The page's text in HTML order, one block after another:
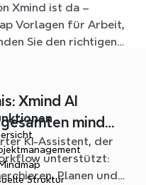
Xmind ist da –
Vorlagen für Arbeit,
Sie den richtigen
Xmind AI
mind
KI-Assistent, der
unterstützt:
Planen und
Struktur